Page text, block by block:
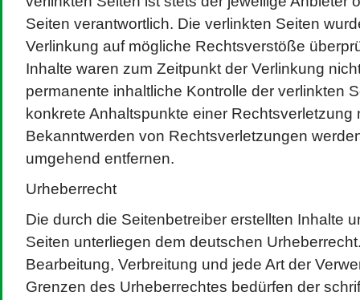
Seiten verantwortlich. Die verlinkten Seiten
Verlinkung auf mögliche Rechtsverstöße
Inhalte waren zum Zeitpunkt der Verlinkung
permanente inhaltliche Kontrolle der verlinkten
konkrete Anhaltspunkte einer Rechtsverletzung
Bekanntwerden von Rechtsverletzungen
umgehend entfernen.
Urheberrecht
Die durch die Seitenbetreiber erstellten Inhalte
Seiten unterliegen dem deutschen
Bearbeitung, Verbreitung und jede Art der
Grenzen des Urheberrechtes bedürfen der